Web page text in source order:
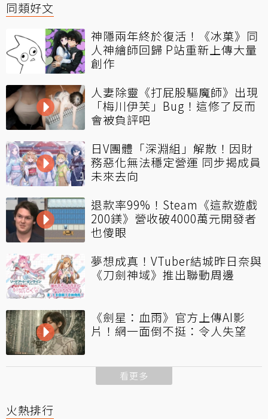
同類好文
神隱兩年終於復活！《冰菓》同
人神繪師回歸 P站重新上傳大量
創作
人妻除靈《打屁股驅魔師》出現
「梅川伊芙」Bug！這修了反而
會被負評吧
日V團體「深淵組」解散！因財
務惡化無法穩定營運 同步揭成員
未來去向
退款率99%！Steam《這款遊戲
200鎂》營收破4000萬元開發者
也傻眼
夢想成真！VTuber結城昨日奈與
《刀劍神域》推出聯動周邊
《劍星：血雨》官方上傳AI影
片！網一面倒不挺：令人失望
看更多
火熱排行